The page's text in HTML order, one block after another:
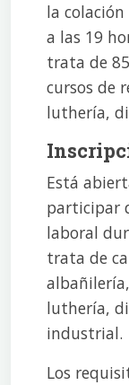
la
a las 19
trata de
cursos de
luthería,
Está
participar
laboral
trata de
luthería,
industrial.
Los